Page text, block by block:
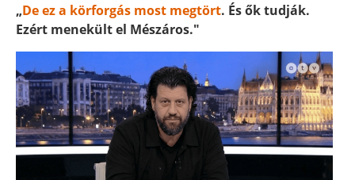
„De ez a körforgás most megtört. És ők tudják.
Ezért menekült el Mészáros."